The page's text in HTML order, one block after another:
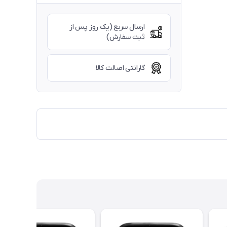
ارسال سریع (یک روز پس از
ثبت سفارش)
گارانتی اصالت کالا